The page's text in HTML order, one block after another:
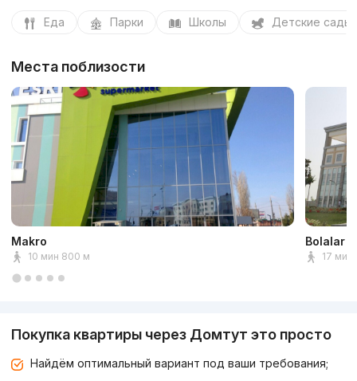
Еда Парки Школы Детские сады
Места поблизости
Makro
10 мин 800 м
Bolalar
17 мин
Покупка квартиры через Домтут это просто
Найдём оптимальный вариант под ваши требования;